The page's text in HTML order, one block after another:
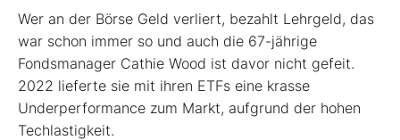
Wer an der Börse Geld verliert, bezahlt Lehrgeld, das
war schon immer so und auch die 67-jährige
Fondsmanager Cathie Wood ist davor nicht gefeit.
2022 lieferte sie mit ihren ETFs eine krasse
Underperformance zum Markt, aufgrund der hohen
Techlastigkeit.